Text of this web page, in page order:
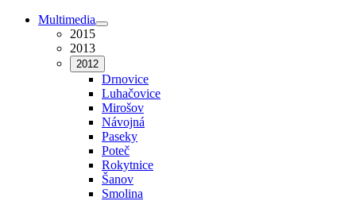
Multimedia
2015
2013
2012
Drnovice
Luhačovice
Mirošov
Návojná
Paseky
Poteč
Rokytnice
Šanov
Smolina